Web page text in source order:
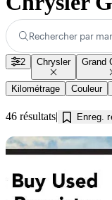
Rechercher par
2 Chrysler Grand
Kilométrage Couleur
46 résultats Enreg.